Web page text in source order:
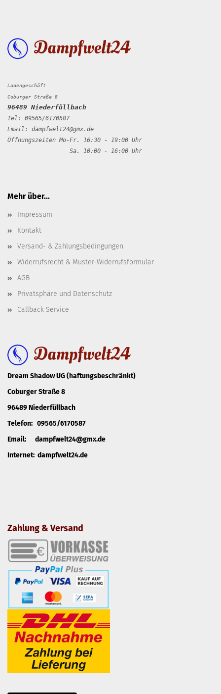
Ladengeschäft
Coburger Straße 8
96489 Niederfüllbach
Tel: 09565/6170587
Email: dampfwelt24@gmx.de
Öffnungszeiten Mo-Fr. 16:30 - 19:00 Uhr
Sa. 10:00 - 16:00 Uhr
Mehr über...
Impressum
Kontakt
Versand- & Zahlungsbedingungen
Widerrufsrecht & Muster-Widerrufsformular
AGB
Privatsphäre und Datenschutz
Callback Service
Dream Shadow UG (haftungsbeschränkt)
Coburger Straße 8
96489 Niederfüllbach
Telefon: 09565/6170587
Email: dampfwelt24@gmx.de
Internet: dampfwelt24.de
Zahlung & Versand